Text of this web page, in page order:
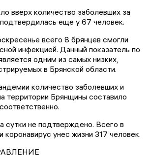
вверх количество заболевших за
еще у 67 человек.
всего 8 брянцев смогли
инфекцией. Данный показатель по
одним из самых низких,
в Брянской области.
количество заболевших и
территории Брянщины составило
сутки не подтверждено. Всего в
коронавирус унес жизни 317 человек.